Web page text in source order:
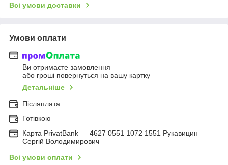
Всі умови доставки
Умови оплати
Ви отримаєте замовлення
або гроші повернуться на вашу картку
Детальніше
Післяплата
Готівкою
Карта PrivatBank — 4627 0551 1072 1551 Рукавицин
Сергій Володимирович
Всі умови оплати